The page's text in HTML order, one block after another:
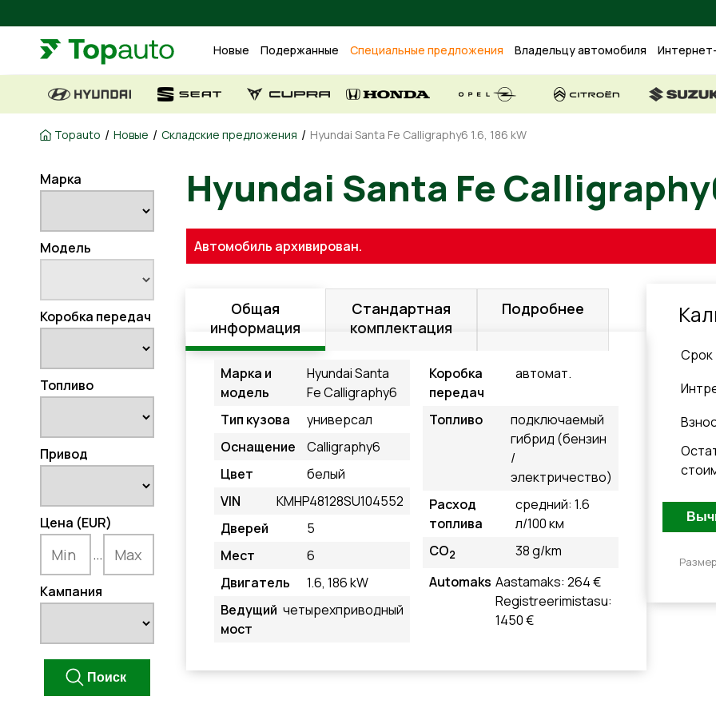
Новые Подержанные Специальные предложения Владельцу автомобиля
Topauto / Новые / Складские предложения / Hyundai Santa Fe Calligraphy6 1.6, 186 kW
Марка
Модель
Коробка передач
Топливо
Привод
Цена (EUR)
...
Кампания
Hyundai Santa Fe
Автомобиль архивирован.
Общая
информация
Стандартная
комплектация
Подробнее
Марка и
модель
Hyundai Santa
Fe Calligraphy6
Тип кузова
универсал
Оснащение
Calligraphy6
Цвет
белый
VIN
KMHP48128SU104552
Дверей
5
Мест
6
Двигатель
1.6, 186 kW
Ведущий
мост
четырехприводный
Коробка
передач
автомат.
Топливо
подключаемый
гибрид (бензин
/
электричество)
Расход
топлива
средний: 1.6
л/100 км
CO2
38 g/km
Automaks Aastamaks: 264 €
Registreerimistasu:
1450 €
Cрок